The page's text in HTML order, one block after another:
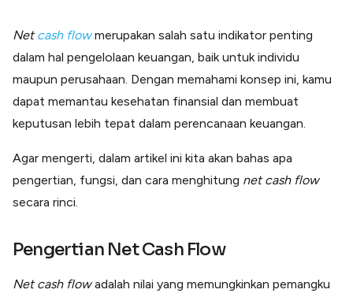
Kelola Pembayaran Termin Proyek
Health & Beauty
Terima Pembayaran Instan Dan CC
Lainnya
Integrasi sistem bisnis dengan API
Software Akuntansi
Netcash flowmerupakan salah satu indikator penting
dalam hal pengelolaan keuangan, baik untuk individu
maupun perusahaan. Dengan memahami konsep ini, kamu
dapat memantau kesehatan finansial dan membuat
keputusan lebih tepat dalam perencanaan keuangan.
Agar mengerti, dalam artikel ini kita akan bahas apa
pengertian, fungsi, dan cara menghitung net cash flow
secara rinci.
Pengertian Net Cash Flow
Net cash flowadalah nilai yang memungkinkan pemangku